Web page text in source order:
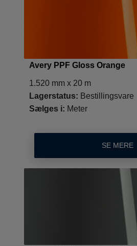
Avery PPF Gloss Orange
1.520 mm x 20 m
Lagerstatus: Bestillingsvare
Sælges i: Meter
SE MERE